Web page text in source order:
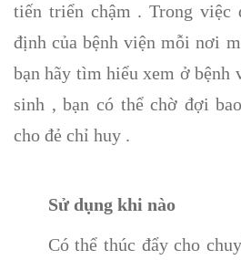
tiến triển chậm . Trong việc
định của bệnh viện mỗi nơi
bạn hãy tìm hiểu xem ở bệnh
sinh , bạn có thể chờ đợi
cho đẻ chỉ huy .
Sử dụng khi nào
Có thể thúc đẩy cho